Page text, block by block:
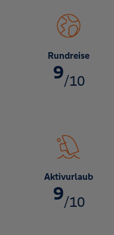
Rundreise
9/10
Aktivurlaub
9/10